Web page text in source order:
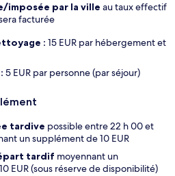
imposée par la ville au taux effectif
facturée
: 15 EUR par hébergement et
5 EUR par personne (par séjour)
tardive possible entre 22 h 00 et
un supplément de 10 EUR
tardif moyennant un
EUR (sous réserve de disponibilité)